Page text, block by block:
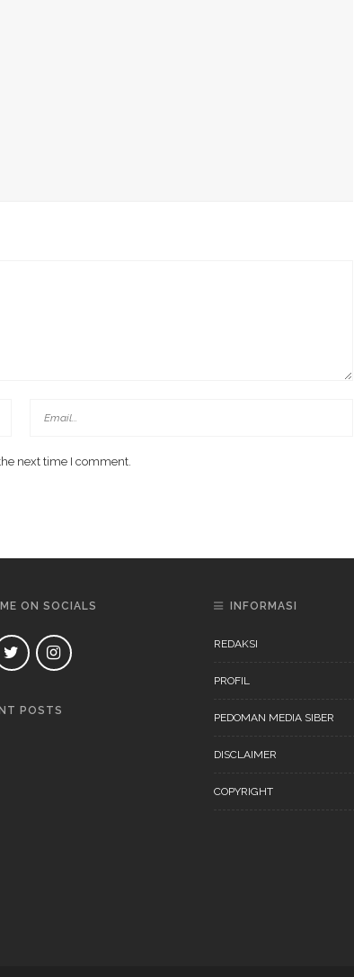
next time I comment.
ON SOCIALS
POSTS
INFORMASI
REDAKSI
PROFIL
PEDOMAN MEDIA SIBER
DISCLAIMER
COPYRIGHT